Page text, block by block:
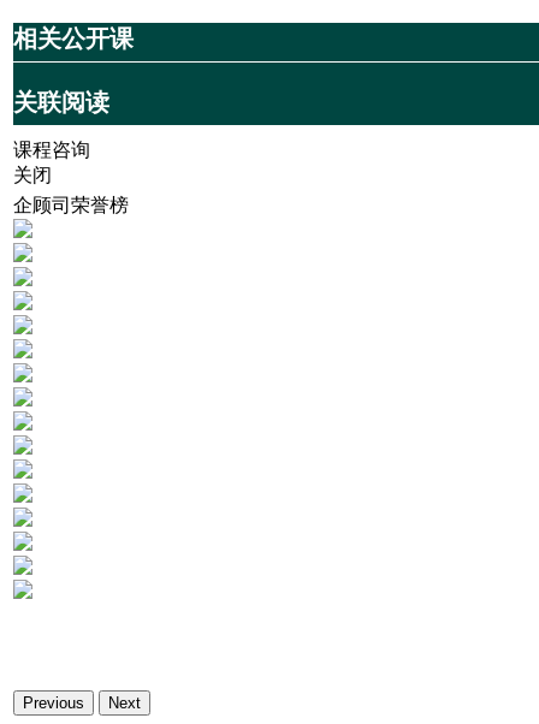
相关公开课
关联阅读
课程咨询
关闭
企顾司荣誉榜
Previous Next